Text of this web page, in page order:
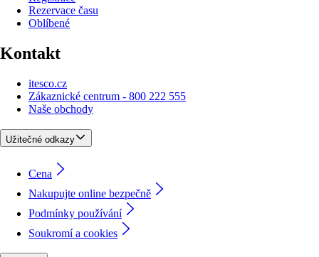
Rezervace času
Oblíbené
Kontakt
itesco.cz
Zákaznické centrum - 800 222 555
Naše obchody
Užitečné odkazy
Cena
Nakupujte online bezpečně
Podmínky používání
Soukromí a cookies